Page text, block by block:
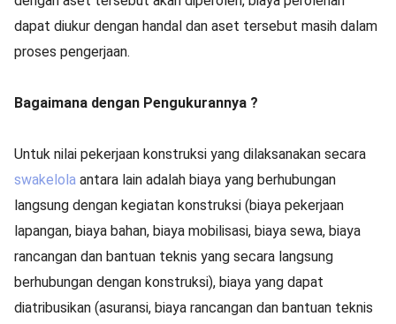
dapat diukur dengan handal dan aset tersebut masih dalam
proses pengerjaan.
Bagaimana dengan Pengukurannya ?
Untuk nilai pekerjaan konstruksi yang dilaksanakan secara
swakelola antara lain adalah biaya yang berhubungan
langsung dengan kegiatan konstruksi (biaya pekerjaan
lapangan, biaya bahan, biaya mobilisasi, biaya sewa, biaya
rancangan dan bantuan teknis yang secara langsung
berhubungan dengan konstruksi), biaya yang dapat
diatribusikan (asuransi, biaya rancangan dan bantuan teknis